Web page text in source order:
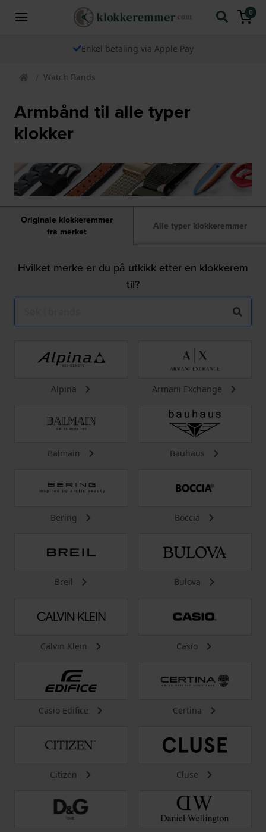
0
Enkel betaling via Apple Pay
Watch Bands
Armbånd til alle typer
klokker
Originale klokkeremmer
fra merket
Alle typer klokkeremmer
Hvilket merke er du på utkikk etter en klokkerem
til?
Alpina Armani Exchange
Balmain Bauhaus
Bering Boccia
Breil Bulova
Calvin Klein Casio
Casio Edifice Certina
Citizen Cluse